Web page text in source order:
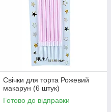
Свічки для торта Рожевий
макарун (6 штук)
Готово до відправки